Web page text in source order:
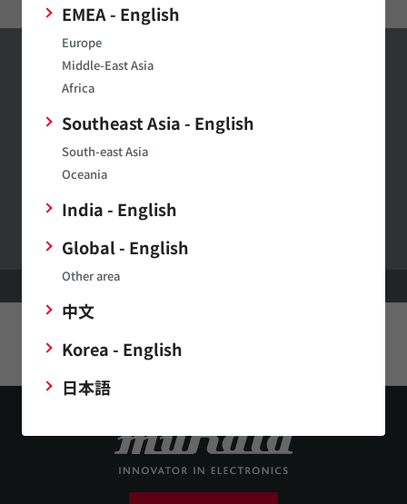
EMEA - English
Europe
Middle-East Asia
Africa
Southeast Asia - English
South-east Asia
Oceania
India - English
Global - English
Other area
中文
Korea - English
日本語
お問い合わせ
お問い合わせはこちら
村田製作所ウェブサイトへのご意見・ご要望
このページをシェアする